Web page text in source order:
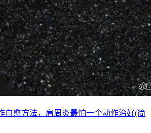
说，如果酒后出现严重的不良反应，建议
生一般会为其注射葡萄糖、维生素C等注
泄，若饮酒者意识不清，也可为其注射
自愈方法，肩周炎最怕一个动作治好(简